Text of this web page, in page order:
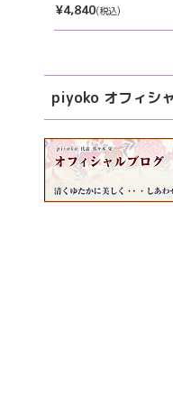
¥4,840(税込)
piyoko オフィシ